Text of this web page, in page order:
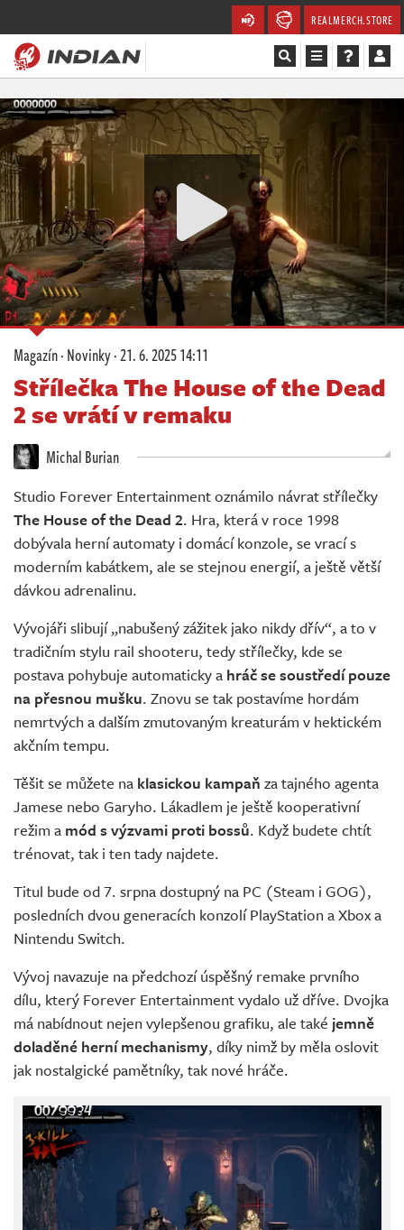
REALMERCH.STORE
Magazín
Recenze
Videa
Soutěže
Databáze
Komunita
Redakce
Živě
Magazín·Novinky·21. 6. 2025 14:11
Střílečka The House of the Dead
2 se vrátí v remaku
Michal Burian
Studio Forever Entertainment oznámilo návrat střílečky
The House of the Dead 2. Hra, která v roce 1998
dobývala herní automaty i domácí konzole, se vrací s
moderním kabátkem, ale se stejnou energií, a ještě větší
dávkou adrenalinu.
Vývojáři slibují „nabušený zážitek jako nikdy dřív“, a to v
tradičním stylu rail shooteru, tedy střílečky, kde se
postava pohybuje automaticky a hráč se soustředí pouze
na přesnou mušku. Znovu se tak postavíme hordám
nemrtvých a dalším zmutovaným kreaturám v hektickém
akčním tempu.
Těšit se můžete na klasickou kampaň za tajného agenta
Jamese nebo Garyho. Lákadlem je ještě kooperativní
režim a mód s výzvami proti bossů. Když budete chtít
trénovat, tak i ten tady najdete.
Titul bude od 7. srpna dostupný na PC (Steam i GOG),
posledních dvou generacích konzolí PlayStation a Xbox a
Nintendu Switch.
Vývoj navazuje na předchozí úspěšný remake prvního
dílu, který Forever Entertainment vydalo už dříve. Dvojka
má nabídnout nejen vylepšenou grafiku, ale také jemně
doladěné herní mechanismy, díky nimž by měla oslovit
jak nostalgické pamětníky, tak nové hráče.